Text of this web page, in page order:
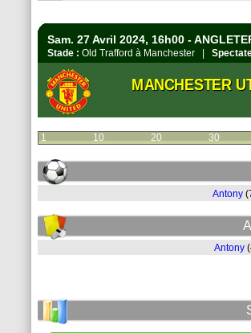
Sam. 27 Avril 2024, 16h00 -
Stade : Old Trafford à Manchester |
MANCHESTER
1 10 20 30
Antony
Antony